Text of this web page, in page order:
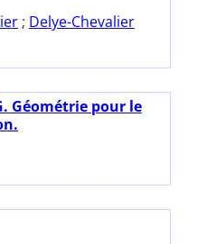
; Delye-Chevalier
Géométrie pour le